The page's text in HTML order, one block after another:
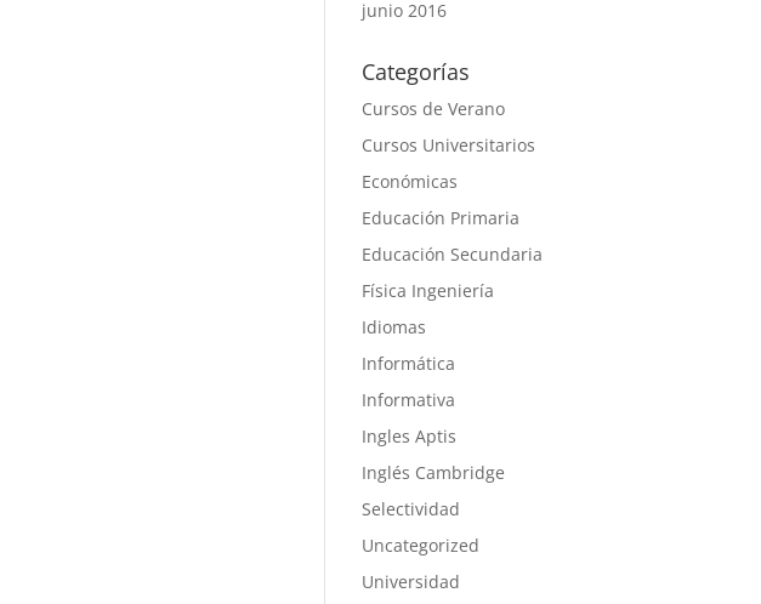
junio 2016
Categorías
Cursos de Verano
Cursos Universitarios
Económicas
Educación Primaria
Educación Secundaria
Física Ingeniería
Idiomas
Informática
Informativa
Ingles Aptis
Inglés Cambridge
Selectividad
Uncategorized
Universidad